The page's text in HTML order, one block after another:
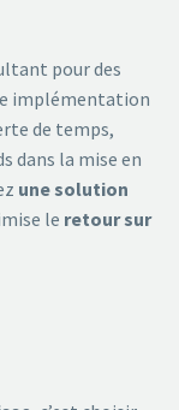
pour des
implémentation
de temps,
dans la mise en
une solution
le retour sur